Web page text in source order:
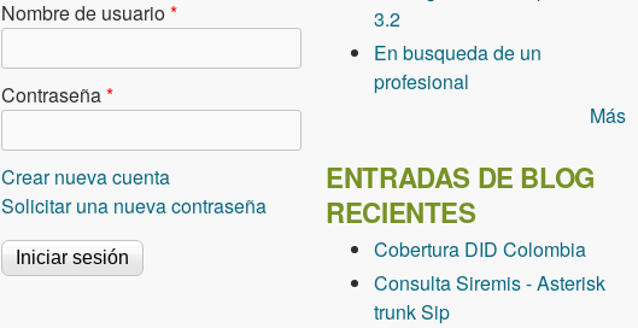
Nombre de usuario*
Contraseña*
Crear nueva cuenta
Solicitar una nueva contraseña
3.2
En busqueda de un
profesional
Más
ENTRADAS DE BLOG
RECIENTES
Cobertura DID Colombia
Consulta Siremis - Asterisk
trunk Sip